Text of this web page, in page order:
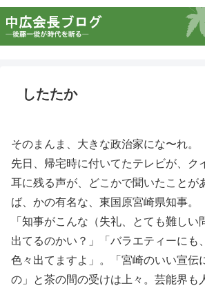
したたか
そのまんま、大きな政治家にな〜れ。
先日、帰宅時に付いてたテレビが、ク
耳に残る声が、どこかで聞いたことが
ば、かの有名な、東国原宮崎県知事。
「知事がこんな（失礼、とても難しい
出てるのかい？」「バラエティーにも
色々出てますよ」。「宮崎のいい宣伝
の」と茶の間の受けは上々。芸能界も